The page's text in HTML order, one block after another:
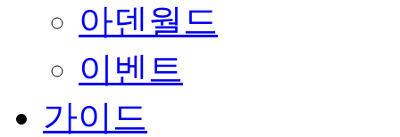
아덴월드
이벤트
가이드